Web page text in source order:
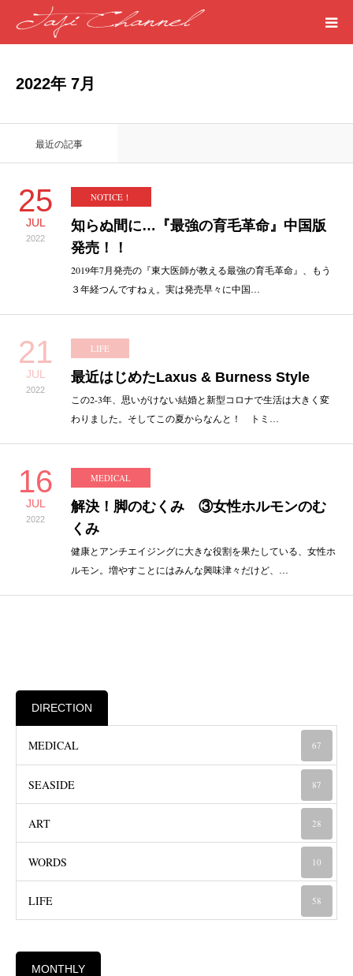
2022年 7月
最近の記事
25
JUL
2022
NOTICE！
知らぬ間に…『最強の育毛革命』中国版
発売！！
2019年7月発売の『東大医師が教える最強の育毛革命』、もう
３年経つんですねぇ。実は発売早々に中国…
21
JUL
2022
LIFE
最近はじめたLaxus & Burness Style
この2-3年、思いがけない結婚と新型コロナで生活は大きく変
わりました。そしてこの夏からなんと！ トミ…
16
JUL
2022
MEDICAL
解決！脚のむくみ ③女性ホルモンのむ
くみ
健康とアンチエイジングに大きな役割を果たしている、女性ホ
ルモン。増やすことにはみんな興味津々だけど、…
DIRECTION
MEDICAL 67
SEASIDE 87
ART 28
WORDS 10
LIFE 58
MONTHLY
SEASIDE
ART
WORDS
LIFE